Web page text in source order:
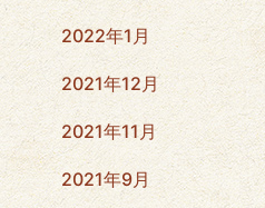
2022年1月
2021年12月
2021年11月
2021年9月